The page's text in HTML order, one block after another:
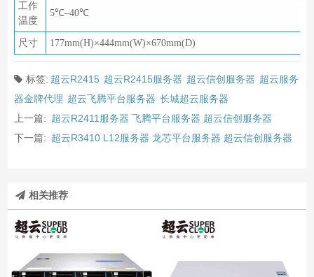
工作
温度
5℃–40℃
尺寸 177mm(H)×444mm(W)×670mm(D)
标签: 超云R2415 超云R2415服务器 超云信创服务器 超云服务
器金牌代理 超云飞腾平台服务器 长城超云服务器
上一篇: 超云R2411服务器 飞腾平台服务器 超云信创服务器
下一篇: 超云R3410 L12服务器 龙芯平台服务器 超云信创服务器
相关推荐